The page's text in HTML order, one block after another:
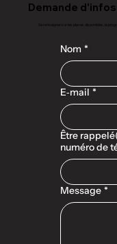
Demande d'infos
Se renseigner sur les places disponibles, le
Nom *
E‑mail *
Être
numéro de
Message *